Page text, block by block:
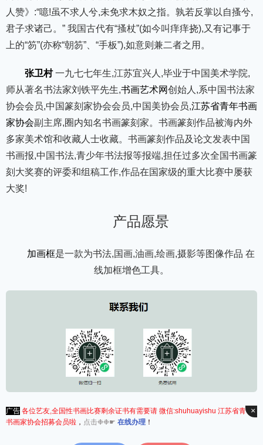
人赞》:“噫!虽不求人兮,未免求木奴之指。孰若反掌以自搔兮,
君子求诸己。” 我国古代有“搔杖”(如今叫痒痒挠),又有记事于
上的“笏”(亦称“朝笏”、“手板”),如意则兼二者之用。
张卫村一九七七年生,江苏宜兴人,毕业于中国美术学院,
师从著名书法家刘铁平先生,书画艺术网创始人,系中国书法家
协会会员,中国篆刻家协会会员,中国美协会员,江苏省青年书画
家协会副主席,圈内知名书画篆刻家。书画篆刻作品被海内外
多家美术馆和收藏人士收藏。书画篆刻作品及论文发表中国
书画报,中国书法,青少年书法报等报端,担任过多次全国书画篆
刻大奖赛的评委和组稿工作,作品在国家级的重大比赛中屡获
大奖!
产品愿景
加画框是一款为书法,国画,油画,绘画,摄影等图像作品 在
线加框增色工具。
广告 各位艺友,全国性书画比赛剩余证书有需要请 微信:shuhuayishu 江苏省青年
书画家协会招募会员啦 ， 点击❉❉☛ 在线办理 ！
×